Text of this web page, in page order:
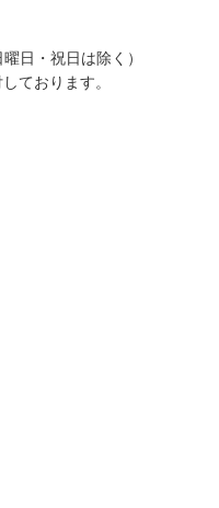
日・祝日は除く）
ております。